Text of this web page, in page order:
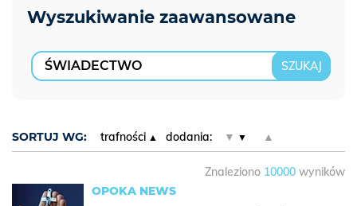
SORTUJ WG: trafności dodania: ▼ ▲
Znaleziono 10000 wyników
OPOKA NEWS